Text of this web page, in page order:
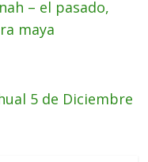
– el pasado,
maya
5 de Diciembre